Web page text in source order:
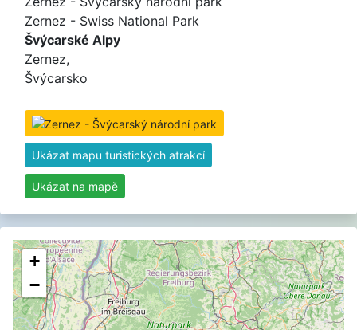
Zernez - Swiss National Park
Švýcarské Alpy
Zernez,
Švýcarsko
Ukázat mapu turistických atrakcí
Ukázat na mapě
+
−